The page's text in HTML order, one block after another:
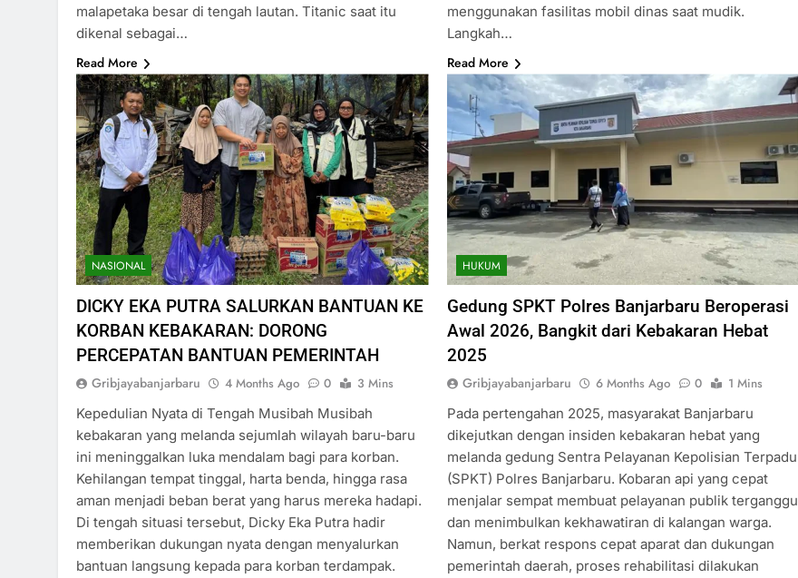
malapetaka besar di tengah lautan. Titanic saat itu
dikenal sebagai…
Read More
menggunakan fasilitas mobil dinas saat mudik.
Langkah…
Read More
NASIONAL
DICKY EKA PUTRA SALURKAN BANTUAN KE
KORBAN KEBAKARAN: DORONG
PERCEPATAN BANTUAN PEMERINTAH
Gribjayabanjarbaru 4 Months Ago 0
3 Mins
Kepedulian Nyata di Tengah Musibah Musibah
kebakaran yang melanda sejumlah wilayah baru-baru
ini meninggalkan luka mendalam bagi para korban.
Kehilangan tempat tinggal, harta benda, hingga rasa
aman menjadi beban berat yang harus mereka hadapi.
Di tengah situasi tersebut, Dicky Eka Putra hadir
memberikan dukungan nyata dengan menyalurkan
bantuan langsung kepada para korban terdampak.
HUKUM
Gedung SPKT Polres Banjarbaru Beroperasi
Awal 2026, Bangkit dari Kebakaran Hebat
2025
Gribjayabanjarbaru 6 Months Ago 0
1 Mins
Pada pertengahan 2025, masyarakat Banjarbaru
dikejutkan dengan insiden kebakaran hebat yang
melanda gedung Sentra Pelayanan Kepolisian Terpadu
(SPKT) Polres Banjarbaru. Kobaran api yang cepat
menjalar sempat membuat pelayanan publik terganggu
dan menimbulkan kekhawatiran di kalangan warga.
Namun, berkat respons cepat aparat dan dukungan
pemerintah daerah, proses rehabilitasi dilakukan